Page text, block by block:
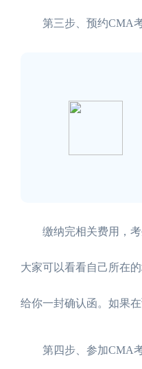
第三步、预约CMA
缴纳完相关费用，考
大家可以看看自己所在
给你一封确认函。如果
第四步、参加CMA